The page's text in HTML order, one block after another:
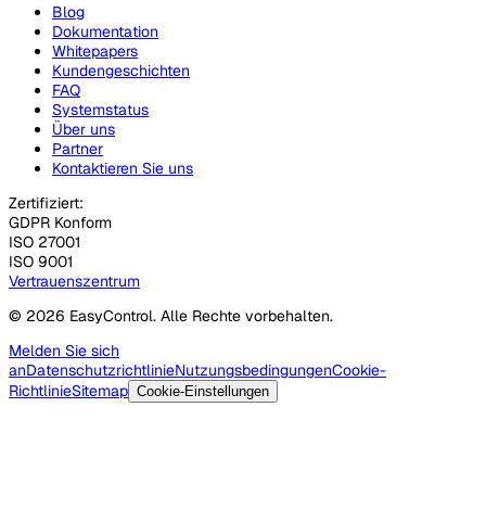
Blog
Dokumentation
Whitepapers
Kundengeschichten
FAQ
Systemstatus
Über uns
Partner
Kontaktieren Sie uns
Zertifiziert:
GDPR Konform
ISO 27001
ISO 9001
Vertrauenszentrum
© 2026 EasyControl. Alle Rechte vorbehalten.
Melden Sie sich
anDatenschutzrichtlinieNutzungsbedingungenCookie-
RichtlinieSitemap Cookie-Einstellungen